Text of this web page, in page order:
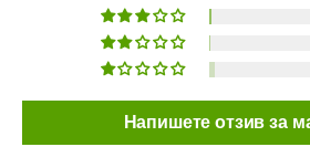
Напишете отзив за